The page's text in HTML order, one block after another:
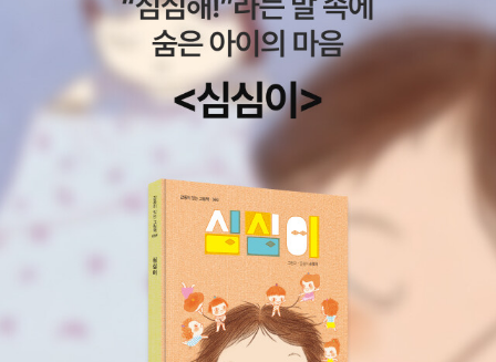
실내 장식과 그녀의 옷과 같은 소품. 흑백으로 그린 커튼 무늬의 시적
인 감각, 패터슨이 시를 쓰듯 그의 아내 역시 옷과 커튼과 음식으로 흑
과 백으로 이루어진 시를 쓴다. 어떤 rhyme(운)이 느껴지는 아름다
운 영상이 기억에 남을 것 같다. * 천국보다 낯선천국은 못가봤으니
당연히 낯선 것일 텐데 그 천국보다 더 낯선 것은 대체 뭘까? 시시껄
렁한 두 청년과 그중 한 청년의 여자사촌 얘기. 썰렁한 분위기와 썰렁
한 줄거리와 그에 걸맞는 썰렁한 대화들. 그런데도 끝까지 보고나면
어딘가 쓸쓸해지면서 사람의 온기가 그리워지는 영화. 존 버거로 시
작해서 톰 웨이츠의 노래와 짐 자무쉬의 영화로 이어지는 며칠 간의
고행(?) 이 끝나려나..... 이젠 다른 책을 읽어야겠다. 살
언제 도착했건 이방인이기는 마찬가지인 이민자들에게 미국이라는
나라는 할리우드 영화가 보여주는 화려하고 꿈같은 파라다이스와는
거리가 멀다. 신세계의 꿈을 안고 도착한 에바에게 이 거대한 나라는
뉴욕이건, 클리블랜드건, 플로리다건 간에 쓸쓸하고 황량할 뿐이
다. <천국보다 낯선>은 한겨레신문이 선정한 세계영화 100선에도
꼽혔던 작품이니만큼 이미 '고전'의 반열에 올라 있기도 하다. 영화평
론가 김영진의 작품 해설은 이렇다. -헝가리 아가씨 에바가 뉴욕에
사는 건달 친척 윌리의 집에 찾아오는 것으로 시작되는 <천국보다 낯
선>은 착상이 도전적이다. 이 영화에 담긴 미국 사회의 풍경은 아메
리칸 드림, 모든 것이 넘쳐나는 풍요의 천국과는 거리가 멀다. 이 흑백
장편영화는 삭막하고 스산하기조차 한 미국을 보여줬다. 그리고 이